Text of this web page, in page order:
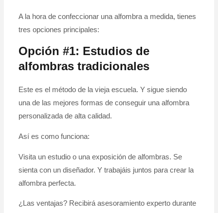
A la hora de confeccionar una alfombra a medida, tienes
tres opciones principales:
Opción #1: Estudios de
alfombras tradicionales
Este es el método de la vieja escuela. Y sigue siendo
una de las mejores formas de conseguir una alfombra
personalizada de alta calidad.
Así es como funciona:
Visita un estudio o una exposición de alfombras. Se
sienta con un diseñador. Y trabajáis juntos para crear la
alfombra perfecta.
¿Las ventajas? Recibirá asesoramiento experto durante